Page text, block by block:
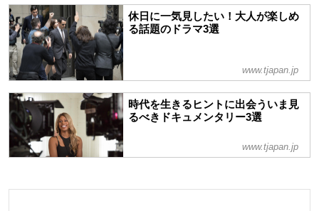
休日に一気見したい！大人が楽しめ
る話題のドラマ3選
www.tjapan.jp
時代を生きるヒントに出会ういま見
るべきドキュメンタリー3選
www.tjapan.jp